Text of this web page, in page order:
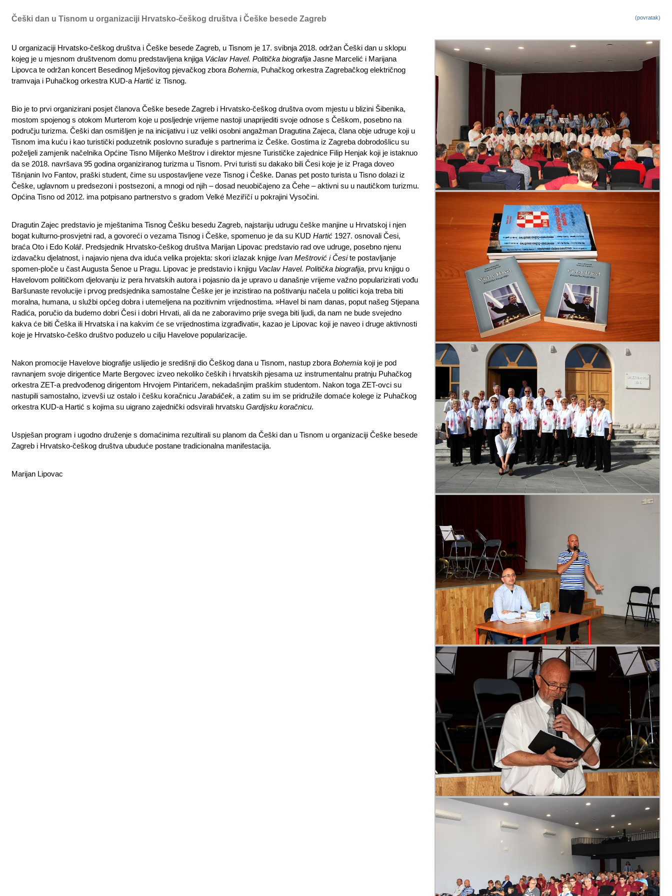
Češki dan u Tisnom u organizaciji Hrvatsko-češkog društva i Češke besede Zagreb (povratak)
U organizaciji Hrvatsko-češkog društva i Češke besede Zagreb, u Tisnom je 17. svibnja 2018. održan Češki dan u sklopu
kojeg je u mjesnom društvenom domu predstavljena knjiga Václav Havel. Politička biografija Jasne Marcelić i Marijana
Lipovca te održan koncert Besedinog Mješovitog pjevačkog zbora Bohemia, Puhačkog orkestra Zagrebačkog električnog
tramvaja i Puhačkog orkestra KUD-a Hartić iz Tisnog.
Bio je to prvi organizirani posjet članova Češke besede Zagreb i Hrvatsko-češkog društva ovom mjestu u blizini Šibenika,
mostom spojenog s otokom Murterom koje u posljednje vrijeme nastoji unaprijediti svoje odnose s Češkom, posebno na
području turizma. Češki dan osmišljen je na inicijativu i uz veliki osobni angažman Dragutina Zajeca, člana obje udruge koji u
Tisnom ima kuću i kao turistički poduzetnik poslovno surađuje s partnerima iz Češke. Gostima iz Zagreba dobrodošlicu su
poželjeli zamjenik načelnika Općine Tisno Miljenko Meštrov i direktor mjesne Turističke zajednice Filip Henjak koji je istaknuo
da se 2018. navršava 95 godina organiziranog turizma u Tisnom. Prvi turisti su dakako bili Česi koje je iz Praga doveo
Tišnjanin Ivo Fantov, praški student, čime su uspostavljene veze Tisnog i Češke. Danas pet posto turista u Tisno dolazi iz
Češke, uglavnom u predsezoni i postsezoni, a mnogi od njih – dosad neuobičajeno za Čehe – aktivni su u nautičkom turizmu.
Općina Tisno od 2012. ima potpisano partnerstvo s gradom Velké Meziříčí u pokrajini Vysočini.
Dragutin Zajec predstavio je mještanima Tisnog Češku besedu Zagreb, najstariju udrugu češke manjine u Hrvatskoj i njen
bogat kulturno-prosvjetni rad, a govoreći o vezama Tisnog i Češke, spomenuo je da su KUD Hartić 1927. osnovali Česi,
braća Oto i Edo Kolář. Predsjednik Hrvatsko-češkog društva Marijan Lipovac predstavio rad ove udruge, posebno njenu
izdavačku djelatnost, i najavio njena dva iduća velika projekta: skori izlazak knjige Ivan Meštrović i Česite postavljanje
spomen-ploče u čast Augusta Šenoe u Pragu. Lipovac je predstavio i knjigu Vaclav Havel. Politička biografija, prvu knjigu o
Havelovom političkom djelovanju iz pera hrvatskih autora i pojasnio da je upravo u današnje vrijeme važno popularizirati vođu
Baršunaste revolucije i prvog predsjednika samostalne Češke jer je inzistirao na poštivanju načela u politici koja treba biti
moralna, humana, u službi općeg dobra i utemeljena na pozitivnim vrijednostima. »Havel bi nam danas, poput našeg Stjepana
Radića, poručio da budemo dobri Česi i dobri Hrvati, ali da ne zaboravimo prije svega biti ljudi, da nam ne bude svejedno
kakva će biti Češka ili Hrvatska i na kakvim će se vrijednostima izgrađivati«, kazao je Lipovac koji je naveo i druge aktivnosti
koje je Hrvatsko-češko društvo poduzelo u cilju Havelove popularizacije.
Nakon promocije Havelove biografije uslijedio je središnji dio Češkog dana u Tisnom, nastup zbora Bohemia koji je pod
ravnanjem svoje dirigentice Marte Bergovec izveo nekoliko čeških i hrvatskih pjesama uz instrumentalnu pratnju Puhačkog
orkestra ZET-a predvođenog dirigentom Hrvojem Pintarićem, nekadašnjim praškim studentom. Nakon toga ZET-ovci su
nastupili samostalno, izvevši uz ostalo i češku koračnicu Jarabáček, a zatim su im se pridružile domaće kolege iz Puhačkog
orkestra KUD-a Hartić s kojima su uigrano zajednički odsvirali hrvatsku Gardijsku koračnicu.
Uspješan program i ugodno druženje s domaćinima rezultirali su planom da Češki dan u Tisnom u organizaciji Češke besede
Zagreb i Hrvatsko-češkog društva ubuduće postane tradicionalna manifestacija.
Marijan Lipovac